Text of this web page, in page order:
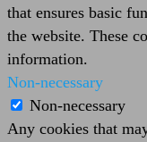
that ensures basic
the website. These
information.
Non-necessary
Non-necessary
Any cookies that